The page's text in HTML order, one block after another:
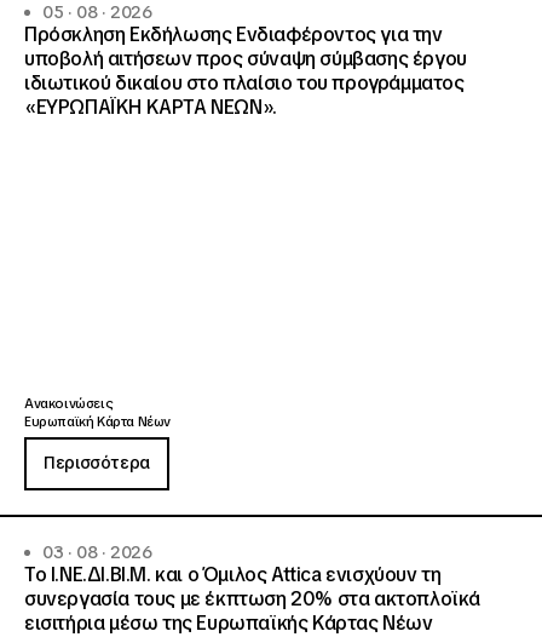
05 · 08 · 2026
Πρόσκληση Εκδήλωσης Ενδιαφέροντος για την
υποβολή αιτήσεων προς σύναψη σύμβασης έργου
ιδιωτικού δικαίου στο πλαίσιο του προγράμματος
«ΕΥΡΩΠΑΪΚΗ ΚΑΡΤΑ ΝΕΩΝ».
Ανακοινώσεις
Ευρωπαϊκή Κάρτα Νέων
Περισσότερα
03 · 08 · 2026
Το Ι.ΝΕ.ΔΙ.ΒΙ.Μ. και o Όμιλος Attica ενισχύουν τη
συνεργασία τους με έκπτωση 20% στα ακτοπλοϊκά
εισιτήρια μέσω της Ευρωπαϊκής Κάρτας Νέων